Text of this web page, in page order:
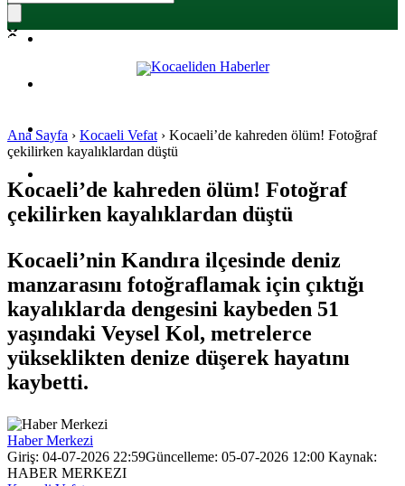
SPOR
SAĞLIK
Ana Sayfa › Kocaeli Vefat › Kocaeli’de kahreden ölüm! Fotoğraf
çekilirken kayalıklardan düştü
Kocaeli’de kahreden ölüm! Fotoğraf
çekilirken kayalıklardan düştü
Kocaeli’nin Kandıra ilçesinde deniz
manzarasını fotoğraflamak için çıktığı
kayalıklarda dengesini kaybeden 51
yaşındaki Veysel Kol, metrelerce
yükseklikten denize düşerek hayatını
kaybetti.
Haber Merkezi
Giriş: 04-07-2026 22:59Güncelleme: 05-07-2026 12:00 Kaynak:
HABER MERKEZI